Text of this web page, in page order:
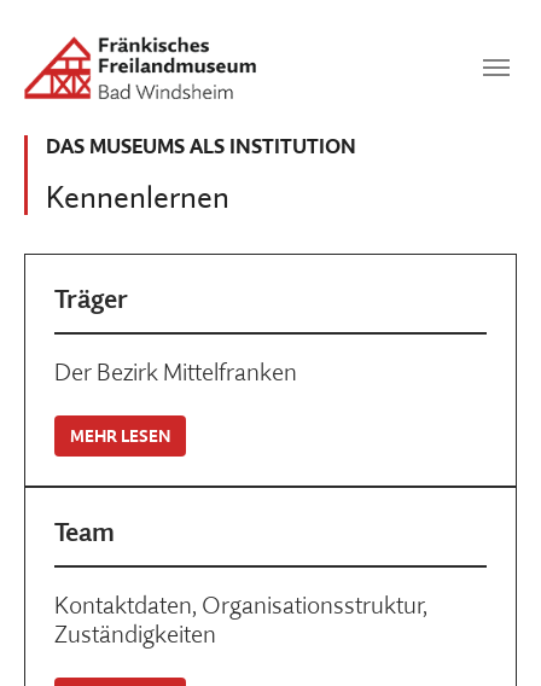
SUCHEN
Kennenlernen
DAS MUSEUMS ALS INSTITUTION
Träger
Der Bezirk Mittelfranken
MEHR LESEN
Team
Kontaktdaten, Organisationsstruktur,
Zuständigkeiten